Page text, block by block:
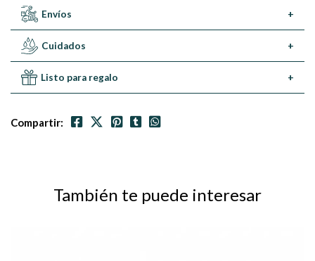
Envíos +
Cuidados +
Listo para regalo +
Compartir:
También te puede interesar